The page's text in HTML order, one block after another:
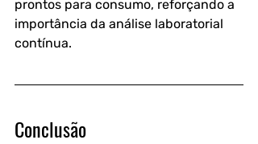
prontos para consumo, reforçando a
importância da análise laboratorial
contínua.
Conclusão